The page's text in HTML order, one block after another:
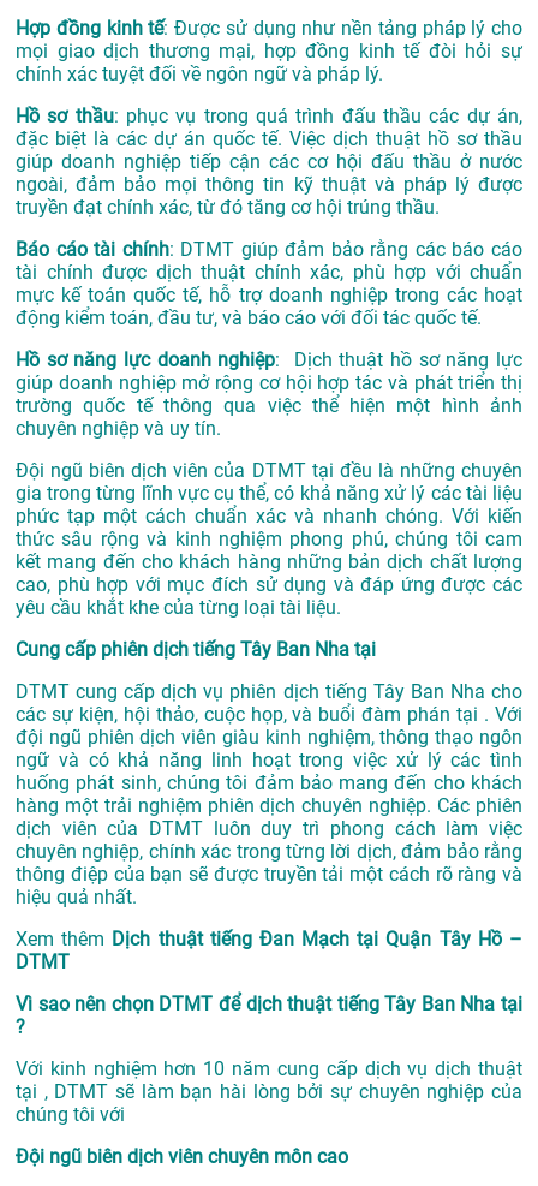
Hợp đồng kinh tế: Được sử dụng như nền tảng pháp lý cho
mọi giao dịch thương mại, hợp đồng kinh tế đòi hỏi sự
chính xác tuyệt đối về ngôn ngữ và pháp lý.
Hồ sơ thầu: phục vụ trong quá trình đấu thầu các dự án,
đặc biệt là các dự án quốc tế. Việc dịch thuật hồ sơ thầu
giúp doanh nghiệp tiếp cận các cơ hội đấu thầu ở nước
ngoài, đảm bảo mọi thông tin kỹ thuật và pháp lý được
truyền đạt chính xác, từ đó tăng cơ hội trúng thầu.
Báo cáo tài chính: DTMT giúp đảm bảo rằng các báo cáo
tài chính được dịch thuật chính xác, phù hợp với chuẩn
mực kế toán quốc tế, hỗ trợ doanh nghiệp trong các hoạt
động kiểm toán, đầu tư, và báo cáo với đối tác quốc tế.
Hồ sơ năng lực doanh nghiệp: Dịch thuật hồ sơ năng lực
giúp doanh nghiệp mở rộng cơ hội hợp tác và phát triển thị
trường quốc tế thông qua việc thể hiện một hình ảnh
chuyên nghiệp và uy tín.
Đội ngũ biên dịch viên của DTMT tại đều là những chuyên
gia trong từng lĩnh vực cụ thể, có khả năng xử lý các tài liệu
phức tạp một cách chuẩn xác và nhanh chóng. Với kiến
thức sâu rộng và kinh nghiệm phong phú, chúng tôi cam
kết mang đến cho khách hàng những bản dịch chất lượng
cao, phù hợp với mục đích sử dụng và đáp ứng được các
yêu cầu khắt khe của từng loại tài liệu.
Cung cấp phiên dịch tiếng Tây Ban Nha tại
DTMT cung cấp dịch vụ phiên dịch tiếng Tây Ban Nha cho
các sự kiện, hội thảo, cuộc họp, và buổi đàm phán tại . Với
đội ngũ phiên dịch viên giàu kinh nghiệm, thông thạo ngôn
ngữ và có khả năng linh hoạt trong việc xử lý các tình
huống phát sinh, chúng tôi đảm bảo mang đến cho khách
hàng một trải nghiệm phiên dịch chuyên nghiệp. Các phiên
dịch viên của DTMT luôn duy trì phong cách làm việc
chuyên nghiệp, chính xác trong từng lời dịch, đảm bảo rằng
thông điệp của bạn sẽ được truyền tải một cách rõ ràng và
hiệu quả nhất.
Xem thêm Dịch thuật tiếng Đan Mạch tại Quận Tây Hồ –
DTMT
Vì sao nên chọn DTMT để dịch thuật tiếng Tây Ban Nha tại
?
Với kinh nghiệm hơn 10 năm cung cấp dịch vụdịch thuật
tại , DTMT sẽ làm bạn hài lòng bởi sự chuyên nghiệp của
chúng tôi với
Đội ngũ biên dịch viên chuyên môn cao